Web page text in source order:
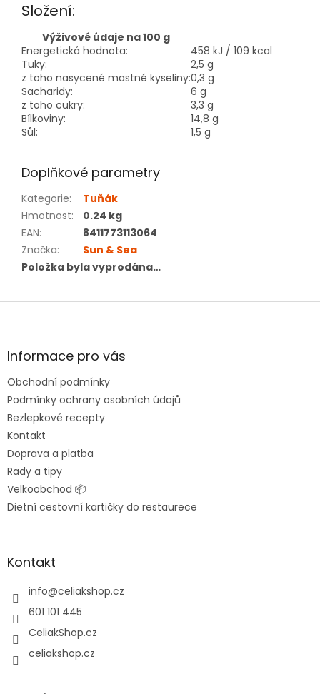
Složení:
Výživové údaje na 100 g
Energetická hodnota:
458 kJ / 109 kcal
Tuky:
2,5 g
z toho nasycené mastné kyseliny:0,3 g
Sacharidy:
6 g
z toho cukry:
3,3 g
Bílkoviny:
14,8 g
Sůl:
1,5 g
Doplňkové parametry
Kategorie:
Tuňák
Hmotnost:
0.24 kg
EAN:
8411773113064
Značka:
Sun & Sea
Položka byla vyprodána…
Z
aInformace pro vás
Obchodní podmínky
Podmínky ochrany osobních údajů
Bezlepkové recepty
Kontakt
Doprava a platba
Rady a tipy
Velkoobchod 📦
Dietní cestovní kartičky do restaurece
Kontakt
info@celiakshop.cz
601 101 445
CeliakShop.cz
celiakshop.cz